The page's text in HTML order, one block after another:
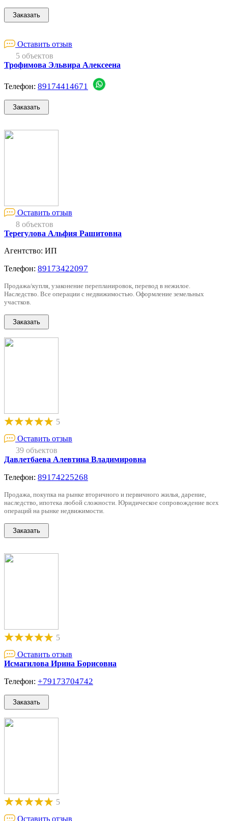
Оставить отзыв
5 объектов
Трофимова Эльвира Алексеена
Телефон: 89174414671
Оставить отзыв
8 объектов
Терегулова Альфия Рашитовна
Агентство: ИП
Телефон: 89173422097
Продажа/купля, узаконение перепланировок, перевод в нежилое.
Наследство. Все операции с недвижимостью. Оформление земельных
участков.
5
Оставить отзыв
39 объектов
Давлетбаева Алевтина Владимировна
Телефон: 89174225268
Продажа, покупка на рынке вторичного и первичного жилья, дарение,
наследство, ипотека любой сложности. Юридическое сопровождение всех
операций на рынке недвижимости.
5
Оставить отзыв
Исмагилова Ирина Борисовна
Телефон: +79173704742
5
Оставить отзыв